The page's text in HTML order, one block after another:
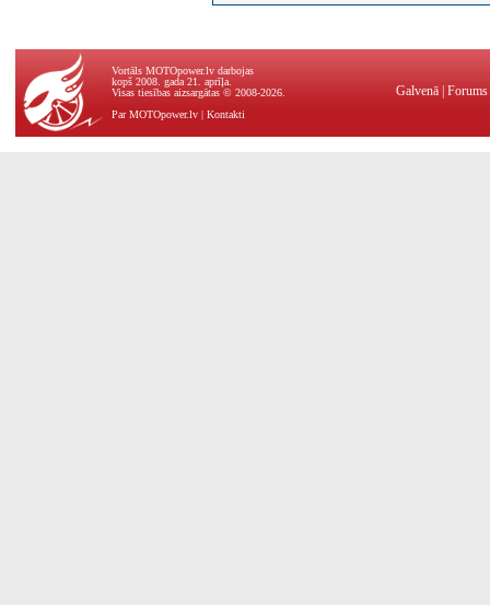
Vortāls MOTOpower.lv darbojas
kopš 2008. gada 21. aprīļa.
Visas tiesības aizsargātas © 2008-2026.
Par MOTOpower.lv | Kontakti
Galvenā Forums